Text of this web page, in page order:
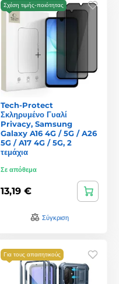
Σχέση τιμής-ποιότητας
Tech-Protect
Σκληρυμένο Γυαλί
Privacy, Samsung
Galaxy A16 4G / 5G / A26
5G / A17 4G / 5G, 2
τεμάχια
Σε απόθεμα
13,19 €
Σύγκριση
Για τους απαιτητικούς